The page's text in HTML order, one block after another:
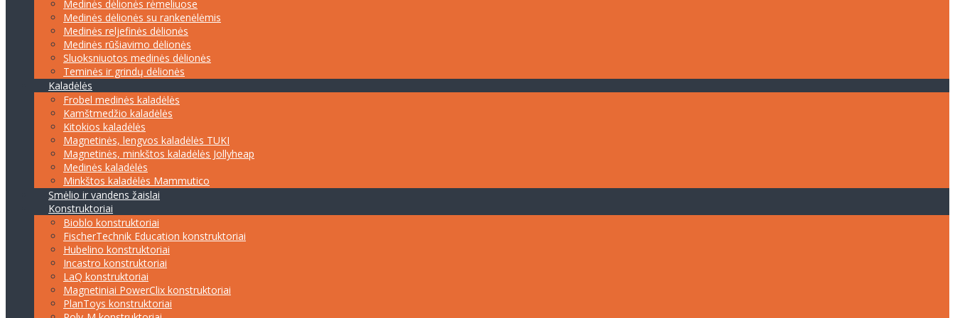
Medinės dėlionės rėmeliuose
Medinės dėlionės su rankenėlėmis
Medinės reljefinės dėlionės
Medinės rūšiavimo dėlionės
Sluoksniuotos medinės dėlionės
Teminės ir grindų dėlionės
Kaladėlės
Frobel medinės kaladėlės
Kamštmedžio kaladėlės
Kitokios kaladėlės
Magnetinės, lengvos kaladėlės TUKI
Magnetinės, minkštos kaladėlės Jollyheap
Medinės kaladėlės
Minkštos kaladėlės Mammutico
Smėlio ir vandens žaislai
Konstruktoriai
Bioblo konstruktoriai
FischerTechnik Education konstruktoriai
Hubelino konstruktoriai
Incastro konstruktoriai
LaQ konstruktoriai
Magnetiniai PowerClix konstruktoriai
PlanToys konstruktoriai